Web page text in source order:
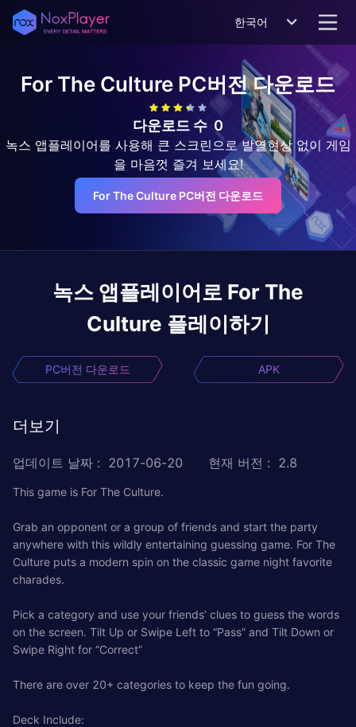
한국어
For The Culture PC버전 다운로드
다운로드 수 0
녹스 앱플레이어를 사용해 큰 스크린으로 발열현상 없이 게임
을 마음껏 즐겨 보세요!
For The Culture PC버전 다운로드
녹스 앱플레이어로 For The
Culture 플레이하기
PC버전 다운로드 APK
더보기
업데이트 날짜 : 2017-06-20 현재 버전 : 2.8
This game is For The Culture.
Grab an opponent or a group of friends and start the party
anywhere with this wildly entertaining guessing game. For The
Culture puts a modern spin on the classic game night favorite
charades.
Pick a category and use your friends’ clues to guess the words
on the screen. Tilt Up or Swipe Left to “Pass” and Tilt Down or
Swipe Right for “Correct”
There are over 20+ categories to keep the fun going.
Deck Include: